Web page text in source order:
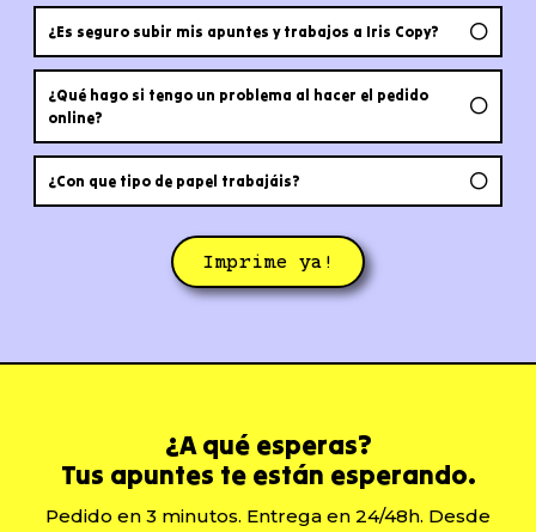
¿Es seguro subir mis apuntes y trabajos a Iris Copy?
¿Qué hago si tengo un problema al hacer el pedido
online?
¿Con que tipo de papel trabajáis?
Imprime ya!
¿A qué esperas?
Tus apuntes te están esperando.
Pedido en 3 minutos. Entrega en 24/48h. Desde